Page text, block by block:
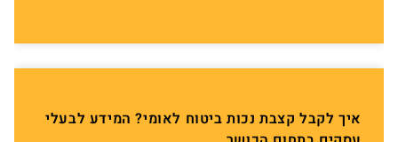
איך לקבל קצבת נכות ביטוח לאומי? המידע לבעלי